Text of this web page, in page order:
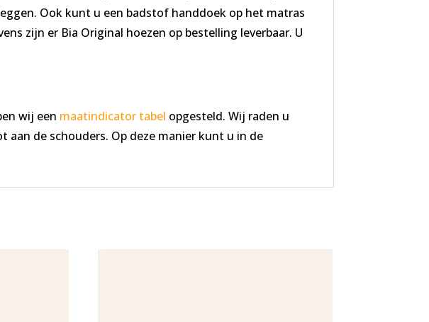
Ook kunt u een badstof handdoek op het matras
zijn er Bia Original hoezen op bestelling leverbaar. U
wij een maatindicator tabel opgesteld. Wij raden u
de schouders. Op deze manier kunt u in de